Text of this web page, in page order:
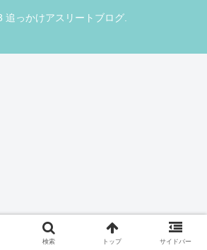
追っかけアスリートブログ.
検索 トップ サイドバー